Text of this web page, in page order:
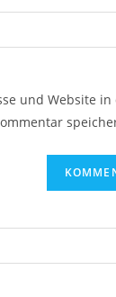
und Website